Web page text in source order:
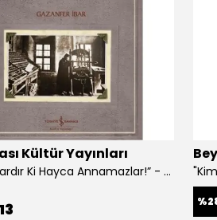
Kültür Yayınları
“Çoklar Vardır Ki Hayca Annamazlar!” - Gazanfer İbar
%